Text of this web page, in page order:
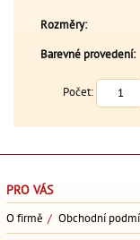
Rozměry:
Barevné provedení:
Počet:
PRO VÁS
O firmě / Obchodní